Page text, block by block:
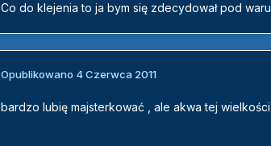
Co do klejenia to ja bym się zdecydował pod
Opublikowano 4 Czerwca 2011
bardzo lubię majsterkować , ale akwa tej wielkości